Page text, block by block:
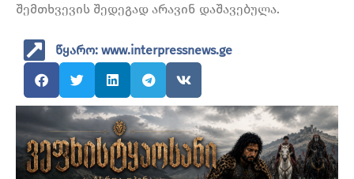
შემთხვევის შედეგად არავინ დაშავებულა.
წყარო: www.interpressnews.ge